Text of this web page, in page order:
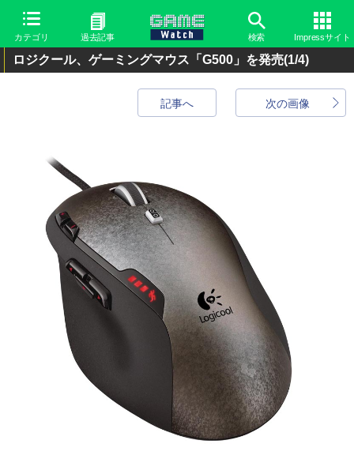
カテゴリ 過去記事 検索 Impressサイト
ロジクール、ゲーミングマウス「G500」を発売(1/4)
次の画像
記事へ